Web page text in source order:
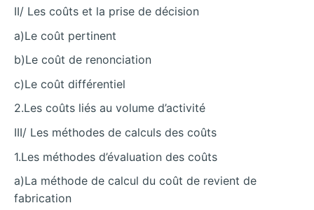
II/ Les coûts et la prise de décision
a)Le coût pertinent
b)Le coût de renonciation
c)Le coût différentiel
2.Les coûts liés au volume d’activité
III/ Les méthodes de calculs des coûts
1.Les méthodes d’évaluation des coûts
a)La méthode de calcul du coût de revient de
fabrication